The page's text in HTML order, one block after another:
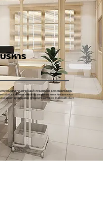
ริหาร
ลักษณ์ที่สะท้อนความเป็นผู้นำ ความน่าเชื่อถือ และรสนิยมที่โดดเด่น
บถ้วน รวมถึงการควบคุมงบประมาณให้เหมาะสมและคุ้มค่าการลงทุน
รองแขก มุมประชุมย่อย ตู้เก็บเอกสารและชั้นโชว์ พื้นที่ส่วนตัว อื่น ๆ